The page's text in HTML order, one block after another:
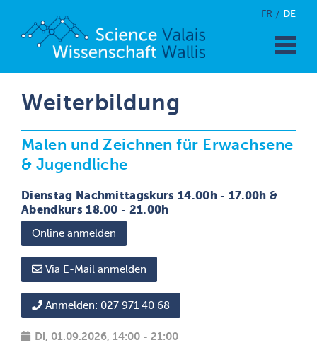
FR DE
Weiterbildung
Malen und Zeichnen für Erwachsene
& Jugendliche
Dienstag Nachmittagskurs 14.00h - 17.00h &
Abendkurs 18.00 - 21.00h
Online anmelden
Via E-Mail anmelden
Anmelden: 027 971 40 68
Di, 01.09.2026, 14:00 - 21:00